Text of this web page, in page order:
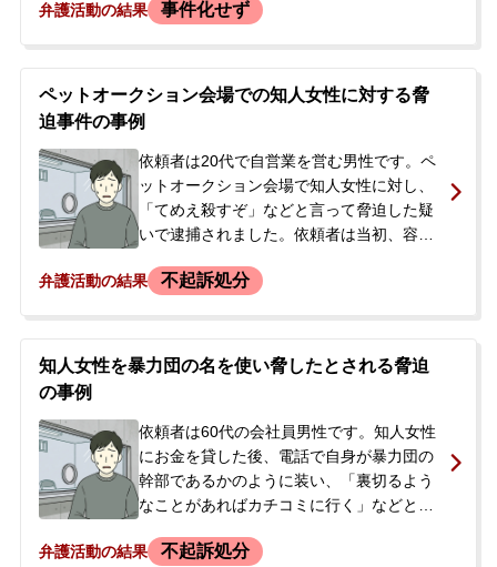
り、「売春婦」などと侮辱的な言葉を投げ
ろ、店側から「従業員は精神的に病んでし
まっている。誠意を見せてもらわないと困
る」と言われました。当初10万円を支払う
ことになりましたが、今後も継続的に金銭
を要望される可能性や、金額の妥当性に不
安を感じ、警察が介入する前に穏便に解決
したいと当事務所に相談されました。
弁護活動の結果 事件化せず
ペットオークション会場での知人女性に対する脅
迫事件の事例
依頼者は20代で自営業を営む男性です。ペ
ットオークション会場で知人女性に対し、
「てめえ殺すぞ」などと言って脅迫した疑
いで逮捕されました。依頼者は当初、容疑
意見でした。逮捕されたことがなく強い不
した。可能な限り早く状況を知り、身柄を
解放してほしいとのご要望でした。
弁護活動の結果 不起訴処分
知人女性を暴力団の名を使い脅したとされる脅迫
の事例
依頼者は60代の会社員男性です。知人女性
にお金を貸した後、電話で自身が暴力団の
幹部であるかのように装い、「裏切るよう
なことがあればカチコミに行く」などと申
関する法律違反の容疑で逮捕されました。
弁護活動の結果 不起訴処分